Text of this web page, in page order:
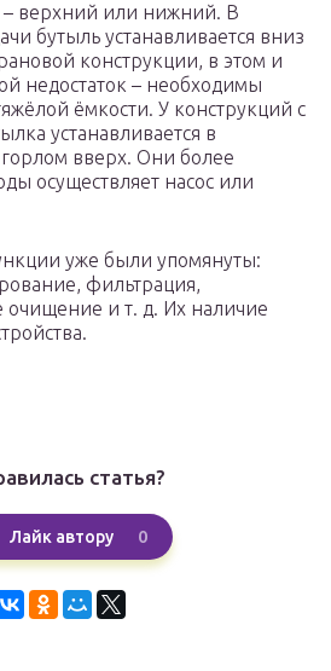
– верхний или нижний. В
бутыль устанавливается вниз
конструкции, в этом и
недостаток – необходимы
ёмкости. У конструкций с
устанавливается в
вверх. Они более
осуществляет насос или
уже были упомянуты:
фильтрация,
очищение и т. д. Их наличие
статья?
Лайк автору 0